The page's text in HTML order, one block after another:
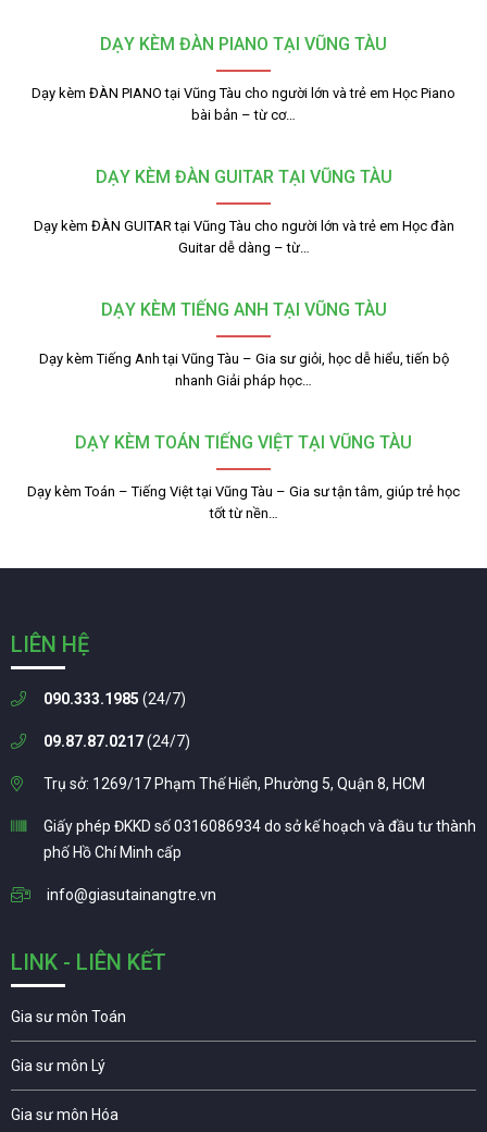
DẠY KÈM ĐÀN PIANO TẠI VŨNG TÀU
Dạy kèm ĐÀN PIANO tại Vũng Tàu cho người lớn và trẻ em Học Piano
bài bản – từ cơ…
DẠY KÈM ĐÀN GUITAR TẠI VŨNG TÀU
Dạy kèm ĐÀN GUITAR tại Vũng Tàu cho người lớn và trẻ em Học đàn
Guitar dễ dàng – từ…
DẠY KÈM TIẾNG ANH TẠI VŨNG TÀU
Dạy kèm Tiếng Anh tại Vũng Tàu – Gia sư giỏi, học dễ hiểu, tiến bộ
nhanh Giải pháp học…
DẠY KÈM TOÁN TIẾNG VIỆT TẠI VŨNG TÀU
Dạy kèm Toán – Tiếng Việt tại Vũng Tàu – Gia sư tận tâm, giúp trẻ học
tốt từ nền…
LIÊN HỆ
090.333.1985 (24/7)
09.87.87.0217(24/7)
Trụ sở: 1269/17 Phạm Thế Hiển, Phường 5, Quận 8, HCM
Giấy phép ĐKKD số 0316086934 do sở kế hoạch và đầu tư thành
phố Hồ Chí Minh cấp
info@giasutainangtre.vn
LINK - LIÊN KẾT
Gia sư môn Toán
Gia sư môn Lý
Gia sư môn Hóa